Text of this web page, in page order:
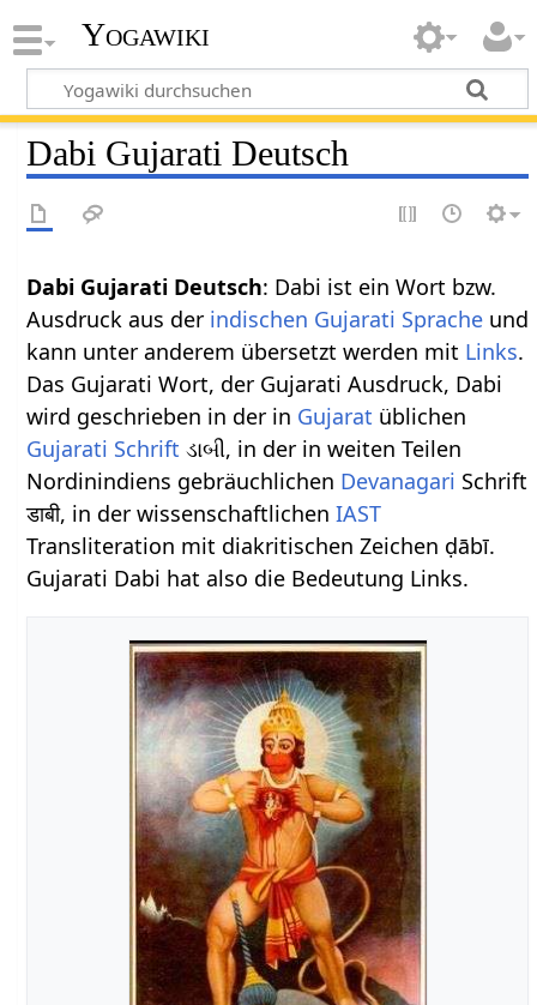
Yogawiki
Dabi Gujarati Deutsch
Dabi Gujarati Deutsch: Dabi ist ein Wort bzw.
Ausdruck aus der indischen Gujarati Sprache und
kann unter anderem übersetzt werden mit Links.
Das Gujarati Wort, der Gujarati Ausdruck, Dabi
wird geschrieben in der in Gujarat üblichen
Gujarati Schrift ડાબી, in der in weiten Teilen
Nordinindiens gebräuchlichen Devanagari Schrift
डाबी, in der wissenschaftlichenIAST
Transliteration mit diakritischen Zeichen ḍābī.
Gujarati Dabi hat also die Bedeutung Links.